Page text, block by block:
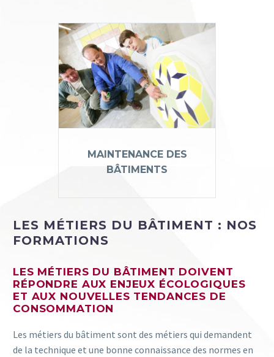
MAINTENANCE DES
BÂTIMENTS
LES MÉTIERS DU BÂTIMENT : NOS
FORMATIONS
LES MÉTIERS DU BÂTIMENT DOIVENT
RÉPONDRE AUX ENJEUX ÉCOLOGIQUES
ET AUX NOUVELLES TENDANCES DE
CONSOMMATION
Les métiers du bâtiment sont des métiers qui demandent
de la technique et une bonne connaissance des normes en